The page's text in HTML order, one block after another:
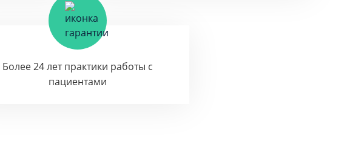
Более 24 лет практики работы с
пациентами